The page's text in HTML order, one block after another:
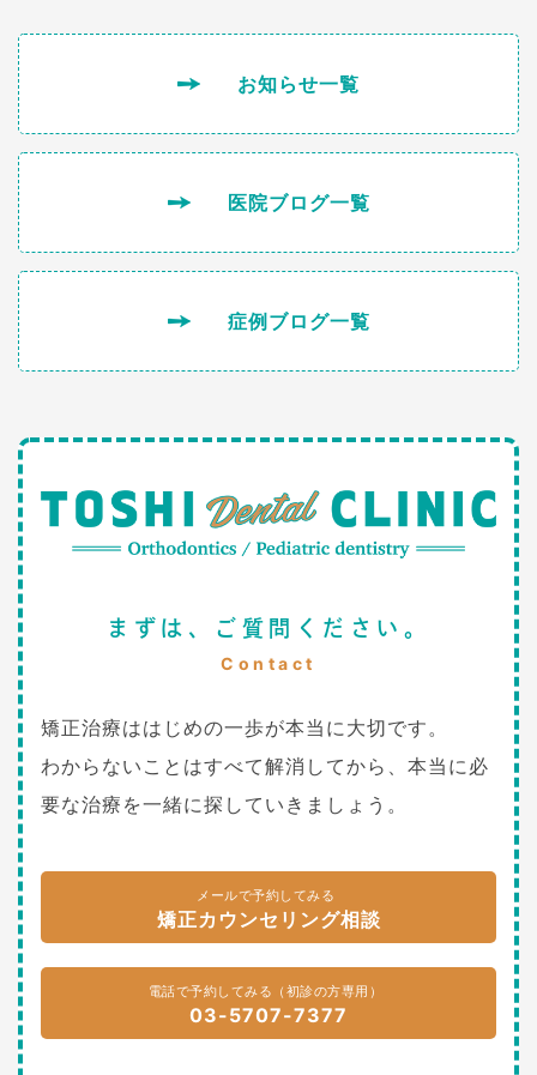
お知らせ一覧
医院ブログ一覧
症例ブログ一覧
まずは、ご質問ください。
Contact
矯正治療ははじめの一歩が本当に大切です。
わからないことはすべて解消してから、本当に必
要な治療を一緒に探していきましょう。
メールで予約してみる
矯正カウンセリング相談
電話で予約してみる（初診の方専用）
03-5707-7377